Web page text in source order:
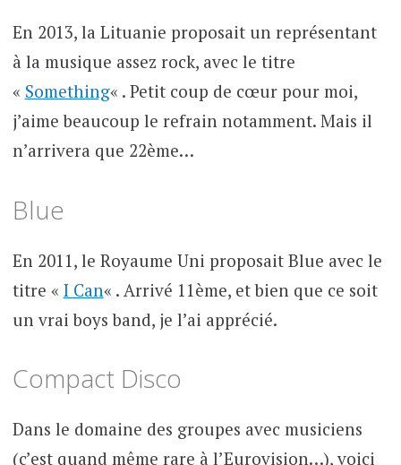
En 2013, la Lituanie proposait un représentant
à la musique assez rock, avec le titre
« Something« . Petit coup de cœur pour moi,
j’aime beaucoup le refrain notamment. Mais il
n’arrivera que 22ème…
Blue
En 2011, le Royaume Uni proposait Blue avec le
titre « I Can« . Arrivé 11ème, et bien que ce soit
un vrai boys band, je l’ai apprécié.
Compact Disco
Dans le domaine des groupes avec musiciens
(c’est quand même rare à l’Eurovision…), voici